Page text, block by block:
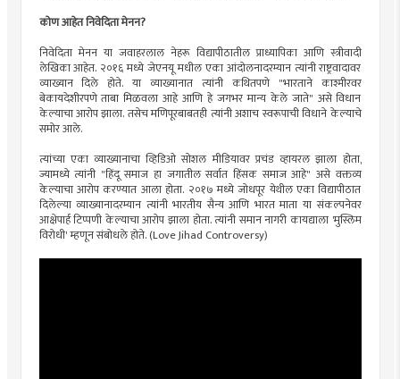
कोण आहेत निवेदिता मेनन?
निवेदिता मेनन या जवाहरलाल नेहरू विद्यापीठातील प्राध्यापिका आणि स्त्रीवादी
लेखिका आहेत. २०१६ मध्ये जेएनयू मधील एका आंदोलनादरम्यान त्यांनी राष्ट्रवादावर
व्याख्यान दिले होते. या व्याख्यानात त्यांनी कथितपणे "भारताने काश्मीरवर
बेकायदेशीरपणे ताबा मिळवला आहे आणि हे जगभर मान्य केले जाते" असे विधान
केल्याचा आरोप झाला. तसेच मणिपूरबाबतही त्यांनी अशाच स्वरूपाची विधाने केल्याचे
समोर आले.
त्यांच्या एका व्याख्यानाचा व्हिडिओ सोशल मीडियावर प्रचंड व्हायरल झाला होता,
ज्यामध्ये त्यांनी "हिंदू समाज हा जगातील सर्वात हिंसक समाज आहे" असे वक्तव्य
केल्याचा आरोप करण्यात आला होता. २०१७ मध्ये जोधपूर येथील एका विद्यापीठात
दिलेल्या व्याख्यानादरम्यान त्यांनी भारतीय सैन्य आणि भारत माता या संकल्पनेवर
आक्षेपार्ह टिप्पणी केल्याचा आरोप झाला होता. त्यांनी समान नागरी कायद्याला 'मुस्लिम
विरोधी' म्हणून संबोधले होते. (Love Jihad Controversy)